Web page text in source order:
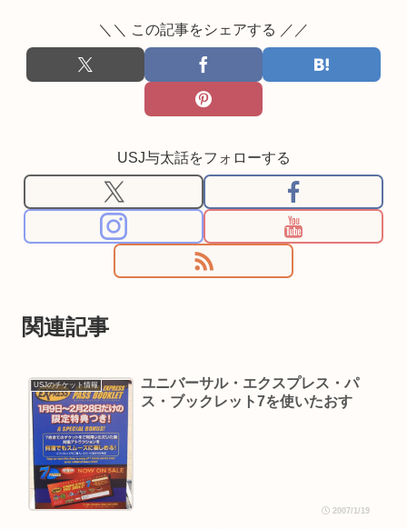
＼＼ この記事をシェアする ／／
USJ与太話をフォローする
関連記事
USJのチケット情報
ユニバーサル・エクスプレス・パ
ス・ブックレット7を使いたおす
2007/1/19